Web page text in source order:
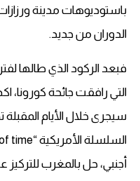
باستوديوهات مدينة
الدوران من جديد.
فبعد الركود الذي طالها
التي رافقت جائحة كورونا،
سيجرى خلال الأيام
أجنبي، حل بالمغرب